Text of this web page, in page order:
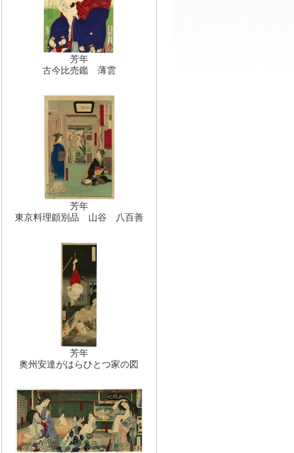
芳年
古今比売鑑 薄雲
芳年
東京料理頗別品 山谷 八百善
芳年
奥州安達がはらひとつ家の図